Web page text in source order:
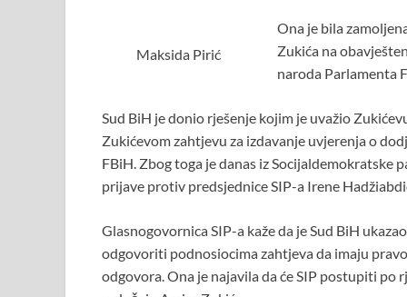
k
p
Maksida Pirić
Ona je bila
Zukića na
naroda Parlamenta
Sud BiH je donio rješenje kojim je uvažio
Zukićevom zahtjevu za izdavanje uvjerenja o
FBiH. Zbog toga je danas iz Socijaldemokratske
prijave protiv predsjednice SIP-a Irene
Glasnogovornica SIP-a kaže da je Sud BiH
odgovoriti podnosiocima zahtjeva da imaju
odgovora. Ona je najavila da će SIP postupiti po